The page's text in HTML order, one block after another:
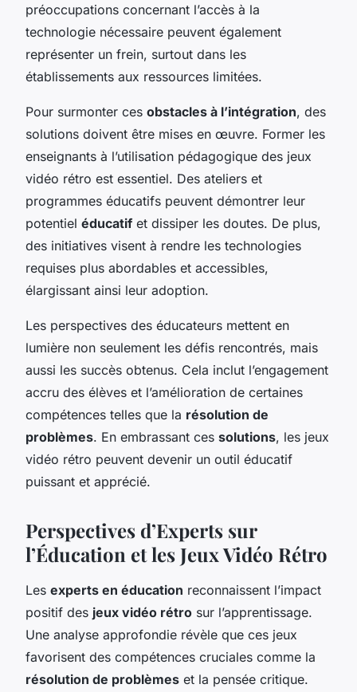
préoccupations concernant l’accès à la
technologie nécessaire peuvent également
représenter un frein, surtout dans les
établissements aux ressources limitées.
Pour surmonter ces obstacles à l’intégration, des
solutions doivent être mises en œuvre. Former les
enseignants à l’utilisation pédagogique des jeux
vidéo rétro est essentiel. Des ateliers et
programmes éducatifs peuvent démontrer leur
potentiel éducatif et dissiper les doutes. De plus,
des initiatives visent à rendre les technologies
requises plus abordables et accessibles,
élargissant ainsi leur adoption.
Les perspectives des éducateurs mettent en
lumière non seulement les défis rencontrés, mais
aussi les succès obtenus. Cela inclut l’engagement
accru des élèves et l’amélioration de certaines
compétences telles que la résolution de
problèmes. En embrassant ces solutions, les jeux
vidéo rétro peuvent devenir un outil éducatif
puissant et apprécié.
Perspectives d’Experts sur
l’Éducation et les Jeux Vidéo Rétro
Les experts en éducation reconnaissent l’impact
positif des jeux vidéo rétro sur l’apprentissage.
Une analyse approfondie révèle que ces jeux
favorisent des compétences cruciales comme la
résolution de problèmes et la pensée critique.